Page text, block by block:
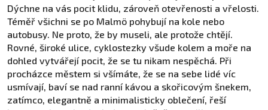
Dýchne na vás pocit klidu, zároveň otevřenosti a vřelosti.
Téměř všichni se po Malmö pohybují na kole nebo
autobusy. Ne proto, že by museli, ale protože chtějí.
Rovné, široké ulice, cyklostezky všude kolem a moře na
dohled vytvářejí pocit, že se tu nikam nespěchá. Při
procházce městem si všímáte, že se na sebe lidé víc
usmívají, baví se nad ranní kávou a skořicovým šnekem,
zatímco, elegantně a minimalisticky oblečení, řeší